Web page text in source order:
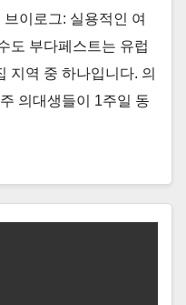
이로그: 실용적인 여
도 부다페스트는 유럽
지역 중 하나입니다. 의
의대생들이 1주일 동